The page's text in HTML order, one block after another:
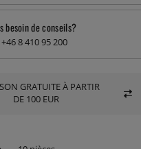
besoin de conseils?
8 410 95 200
GRATUITE À PARTIR
DE 100 EUR